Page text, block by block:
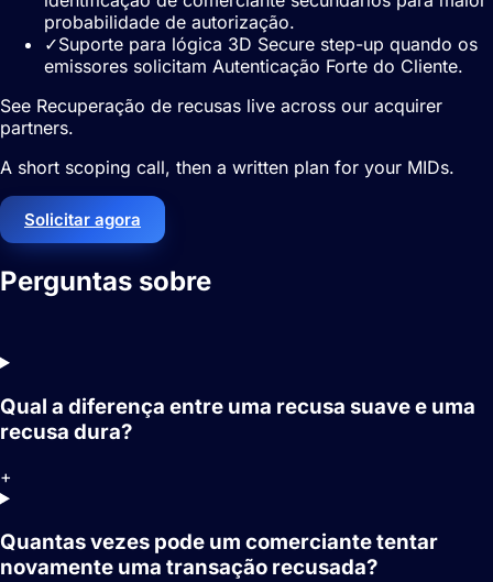
probabilidade de autorização.
✓Suporte para lógica 3D Secure step-up quando os
emissores solicitam Autenticação Forte do Cliente.
See Recuperação de recusas live across our acquirer
partners.
A short scoping call, then a written plan for your MIDs.
Solicitar agora
Perguntas sobre
Qual a diferença entre uma recusa suave e uma
recusa dura?
+
Quantas vezes pode um comerciante tentar
novamente uma transação recusada?